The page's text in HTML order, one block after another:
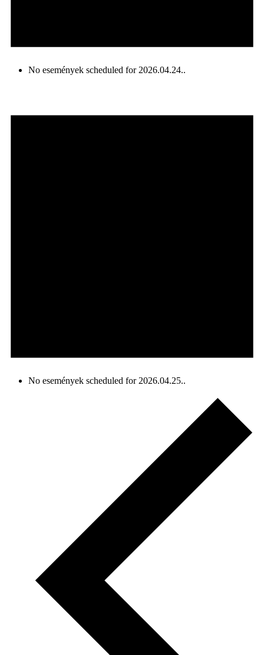
No események scheduled for 2026.04.24..
No események scheduled for 2026.04.25..